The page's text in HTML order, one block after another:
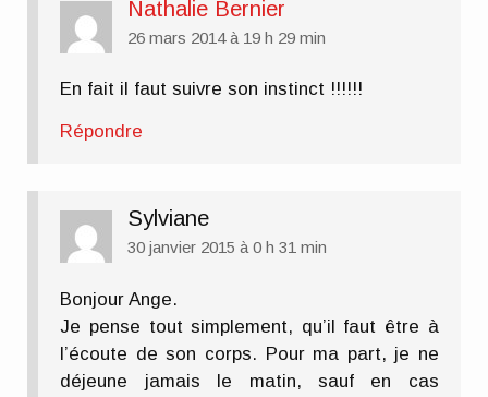
Nathalie Bernier
26 mars 2014 à 19 h 29 min
En fait il faut suivre son instinct !!!!!!
Répondre
Sylviane
30 janvier 2015 à 0 h 31 min
Bonjour Ange.
Je pense tout simplement, qu’il faut être à
l’écoute de son corps. Pour ma part, je ne
déjeune jamais le matin, sauf en cas